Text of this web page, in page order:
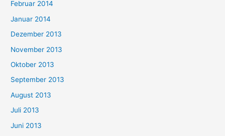
Februar 2014
Januar 2014
Dezember 2013
November 2013
Oktober 2013
September 2013
August 2013
Juli 2013
Juni 2013